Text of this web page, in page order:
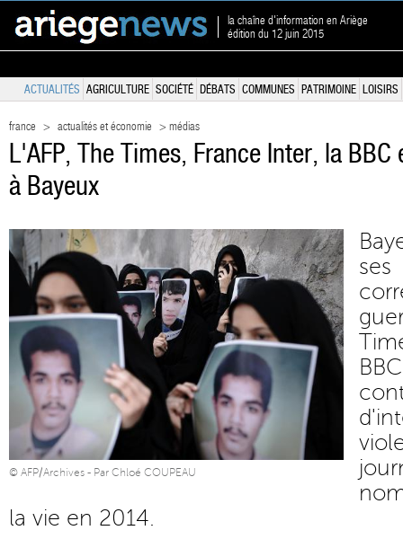
la chaîne d'information en Ariège
édition du 12 juin 2015
ACTUALITÉS AGRICULTURE SOCIÉTÉ DÉBATS COMMUNES PATRIMOINE LOISIRS
france > actualités et économie > médias
L'AFP, The Times, France Inter, la
à Bayeux
© AFP/Archives - Par Chloé COUPEAU
la vie en 2014.